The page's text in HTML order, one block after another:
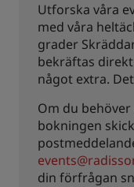
Utforska våra
med våra
grader
bekräftas
något extra.
Om du
bokningen
din förfrågan